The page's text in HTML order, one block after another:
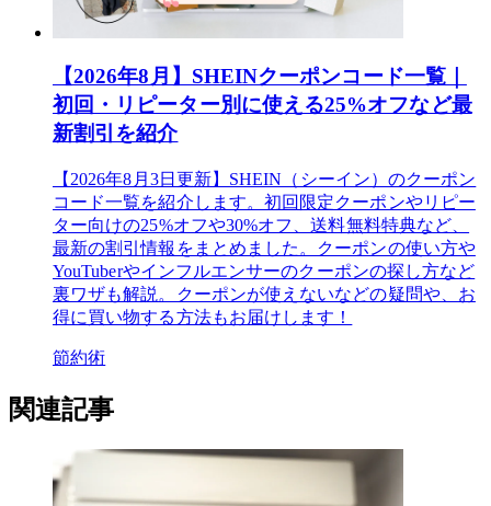
【2026年8月】SHEINクーポンコード一覧｜
初回・リピーター別に使える25%オフなど最
新割引を紹介
【2026年8月3日更新】SHEIN（シーイン）のクーポン
コード一覧を紹介します。初回限定クーポンやリピー
ター向けの25%オフや30%オフ、送料無料特典など、
最新の割引情報をまとめました。クーポンの使い方や
YouTuberやインフルエンサーのクーポンの探し方など
裏ワザも解説。クーポンが使えないなどの疑問や、お
得に買い物する方法もお届けします！
節約術
関連記事